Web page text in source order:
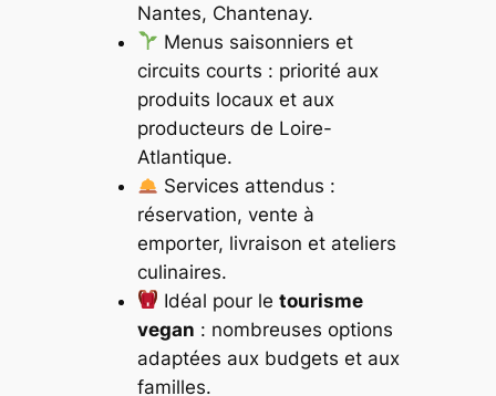
Nantes, Chantenay.
Menus saisonniers et
circuits courts : priorité aux
produits locaux et aux
producteurs de Loire-
Atlantique.
Services attendus :
réservation, vente à
emporter, livraison et ateliers
culinaires.
Idéal pour le tourisme
vegan : nombreuses options
adaptées aux budgets et aux
familles.